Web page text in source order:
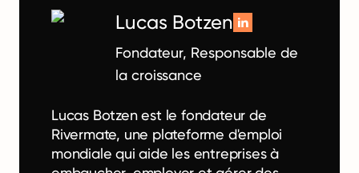
Lucas Botzen
Fondateur, Responsable de
la croissance
Lucas Botzen est le fondateur de
Rivermate, une plateforme d'emploi
mondiale qui aide les entreprises à